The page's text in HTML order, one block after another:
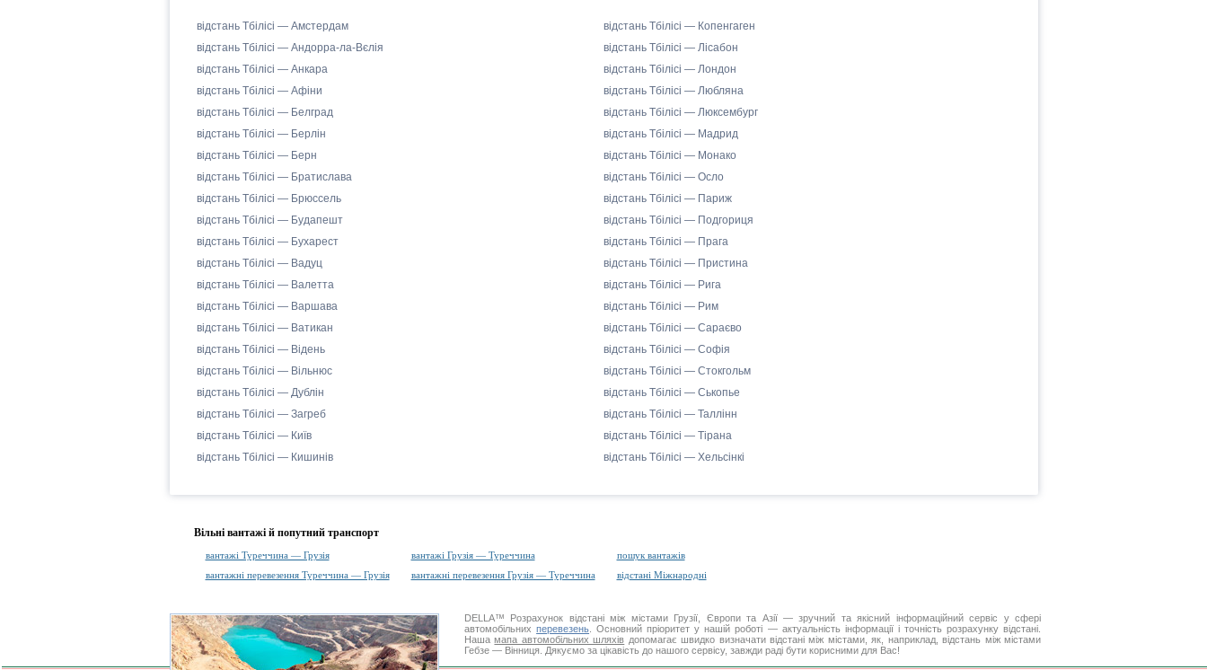
відстань Тбілісі — Амстердам
відстань Тбілісі — Андорра-ла-Вєлія
відстань Тбілісі — Анкара
відстань Тбілісі — Афіни
відстань Тбілісі — Белград
відстань Тбілісі — Берлін
відстань Тбілісі — Берн
відстань Тбілісі — Братислава
відстань Тбілісі — Брюссель
відстань Тбілісі — Будапешт
відстань Тбілісі — Бухарест
відстань Тбілісі — Вадуц
відстань Тбілісі — Валетта
відстань Тбілісі — Варшава
відстань Тбілісі — Ватикан
відстань Тбілісі — Відень
відстань Тбілісі — Вільнюс
відстань Тбілісі — Дублін
відстань Тбілісі — Загреб
відстань Тбілісі — Київ
відстань Тбілісі — Кишинів
відстань Тбілісі — Копенгаген
відстань Тбілісі — Лісабон
відстань Тбілісі — Лондон
відстань Тбілісі — Любляна
відстань Тбілісі — Люксембург
відстань Тбілісі — Мадрид
відстань Тбілісі — Монако
відстань Тбілісі — Осло
відстань Тбілісі — Париж
відстань Тбілісі — Подгориця
відстань Тбілісі — Прага
відстань Тбілісі — Пристина
відстань Тбілісі — Рига
відстань Тбілісі — Рим
відстань Тбілісі — Сараєво
відстань Тбілісі — Софія
відстань Тбілісі — Стокгольм
відстань Тбілісі — Ськопье
відстань Тбілісі — Таллінн
відстань Тбілісі — Тірана
відстань Тбілісі — Хельсінкі
Вільні вантажі й попутний транспорт
вантажі Туреччина — Грузія вантажі Грузія — Туреччина
пошук вантажів
вантажні перевезення Туреччина — Грузія
вантажні перевезення Грузія — Туреччина відстані Міжнародні
DELLA™ Розрахунок відстаніміж містами Грузії, Європи та Азії — зручний та якісний інформаційний сервіс у сфері
автомобільнихперевезень . Основний пріоритет у нашій роботі — актуальність інформації і точність розрахунку відстані.
Нашамапа автомобільних шляхів допомагає швидко визначати відстані між містами, як, наприклад, відстань між містами
Гебзе — Вінниця. Дякуємо за цікавість до нашого сервісу, завжди раді бути корисними для Вас!